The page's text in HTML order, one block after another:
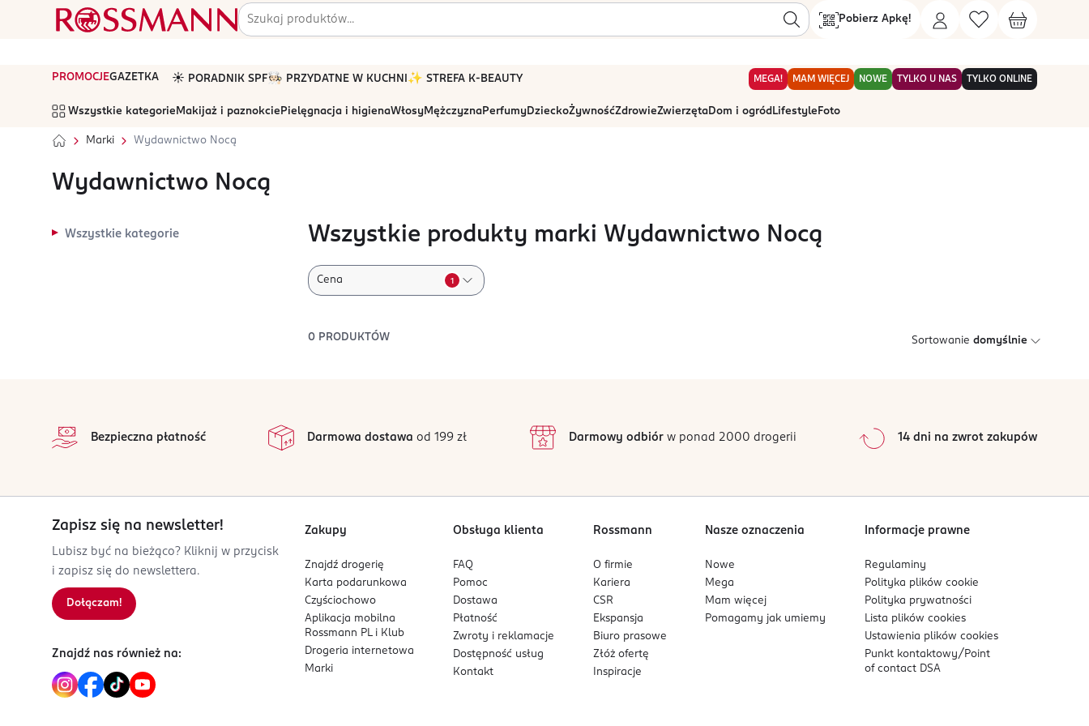
Pobierz Apkę!
PROMOCJEGAZETKA ☀️ PORADNIK SPF🧑🏻‍🍳 PRZYDATNE W KUCHNI ✨ STREFA K-BEAUTY MEGA! MAM WIĘCEJ NOWE TYLKO U NAS TYLKO ONLINE
Wszystkie kategorie Makijaż i paznokcie Pielęgnacja i higienaWłosyMężczyznaPerfumyDzieckoŻywnośćZdrowieZwierzętaDom i ogród Lifestyle Foto
Marki Wydawnictwo Nocą
Wydawnictwo Nocą
Wszystkie kategorie Wszystkie produkty marki Wydawnictwo Nocą
Cena 1
0 PRODUKTÓW Sortowanie domyślnie
Bezpieczna płatność Darmowa dostawa od 199 zł Darmowy odbiórw ponad 2000 drogerii 14 dni na zwrot zakupów
Zapisz się na newsletter!
Lubisz być na bieżąco? Kliknij w przycisk
i zapisz się do newslettera.
Dołączam!
Znajdź nas również na:
Zakupy
Znajdź drogerię
Karta podarunkowa
Czyściochowo
Aplikacja mobilna
Rossmann PL i Klub
Drogeria internetowa
Marki
Obsługa klienta
FAQ
Pomoc
Dostawa
Płatność
Zwroty i reklamacje
Dostępność usług
Kontakt
Rossmann
O firmie
Kariera
CSR
Ekspansja
Biuro prasowe
Złóż ofertę
Inspiracje
Nasze oznaczenia
Nowe
Mega
Mam więcej
Pomagamy jak umiemy
Informacje prawne
Regulaminy
Polityka plikówcookie
Polityka prywatności
Lista plikówcookies
Ustawienia plikówcookies
Punkt kontaktowy/ Point
of contact DSA